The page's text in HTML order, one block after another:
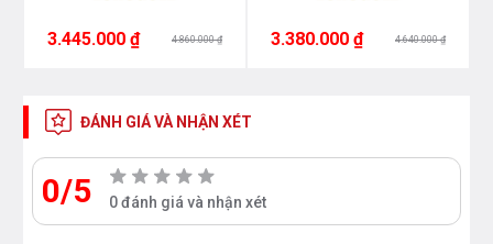
3.445.000 ₫ 4.860.000 ₫ 3.380.000 ₫ 4.640.000 ₫
ĐÁNH GIÁ VÀ NHẬN XÉT
0/5 0 đánh giá và nhận xét